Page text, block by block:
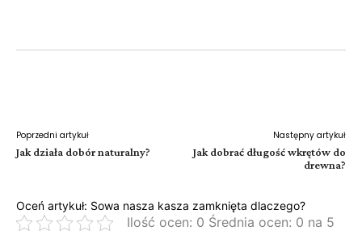
Poprzedni artykuł
Jak działa dobór naturalny?
Następny artykuł
Jak dobrać długość wkrętów do
drewna?
Oceń artykuł: Sowa nasza kasza zamknięta dlaczego?
Ilość ocen: 0 Średnia ocen: 0 na 5